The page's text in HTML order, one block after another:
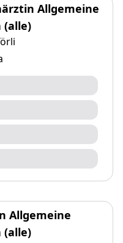
Allgemeine
(alle)
Allgemeine
(alle)